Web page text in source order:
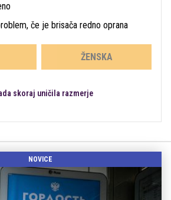
če je brisača redno oprana
ŽENSKA
skoraj uničila razmerje
NOVICE